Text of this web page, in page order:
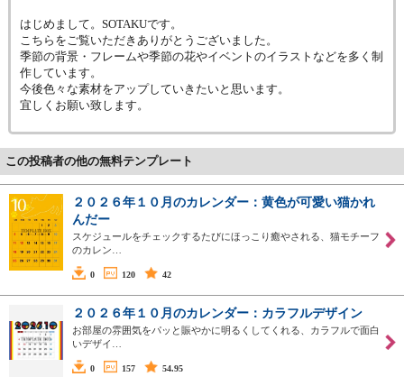
はじめまして。SOTAKUです。
こちらをご覧いただきありがとうございました。
季節の背景・フレームや季節の花やイベントのイラストなどを多く制
作しています。
今後色々な素材をアップしていきたいと思います。
宜しくお願い致します。
この投稿者の他の無料テンプレート
２０２６年１０月のカレンダー：黄色が可愛い猫かれ
んだー
スケジュールをチェックするたびにほっこり癒やされる、猫モチーフ
のカレン…
0 120 42
２０２６年１０月のカレンダー：カラフルデザイン
お部屋の雰囲気をパッと賑やかに明るくしてくれる、カラフルで面白
いデザイ…
0 157 54.95